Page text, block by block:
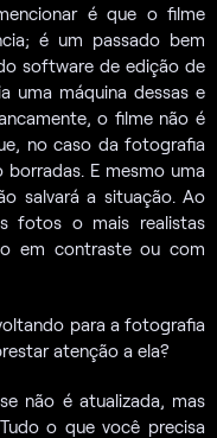
é que o filme
é um passado bem
software de edição de
uma máquina dessas e
o filme não é
no caso da fotografia
E mesmo uma
salvará a situação. Ao
fotos o mais realistas
em contraste ou com
para a fotografia
atenção a ela?
não é atualizada, mas
o que você precisa